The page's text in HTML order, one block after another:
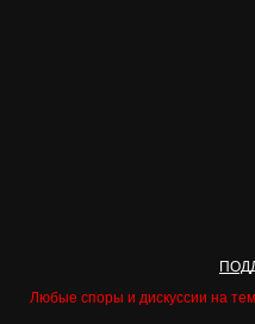
Любые споры и дискуссии на